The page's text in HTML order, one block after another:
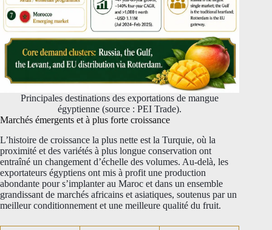
Principales destinations des exportations de mangue
égyptienne (source : PEI Trade).
Marchés émergents et à plus forte croissance
L’histoire de croissance la plus nette est la Turquie, où la
proximité et des variétés à plus longue conservation ont
entraîné un changement d’échelle des volumes. Au-delà, les
exportateurs égyptiens ont mis à profit une production
abondante pour s’implanter au Maroc et dans un ensemble
grandissant de marchés africains et asiatiques, soutenus par un
meilleur conditionnement et une meilleure qualité du fruit.